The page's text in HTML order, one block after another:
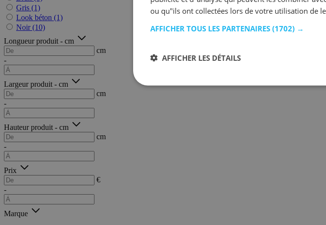
Gris (1)
Look béton (1)
Noir (10)
Longueur produit - cm
cm
-
Largeur produit - cm
cm
-
Hauteur produit - cm
cm
-
Prix
€
-
Marque
ou qu"ils ont collectées lors de votre utilisation de
AFFICHER TOUS LES PARTENAIRES (1702) →
AFFICHER LES DÉTAILS